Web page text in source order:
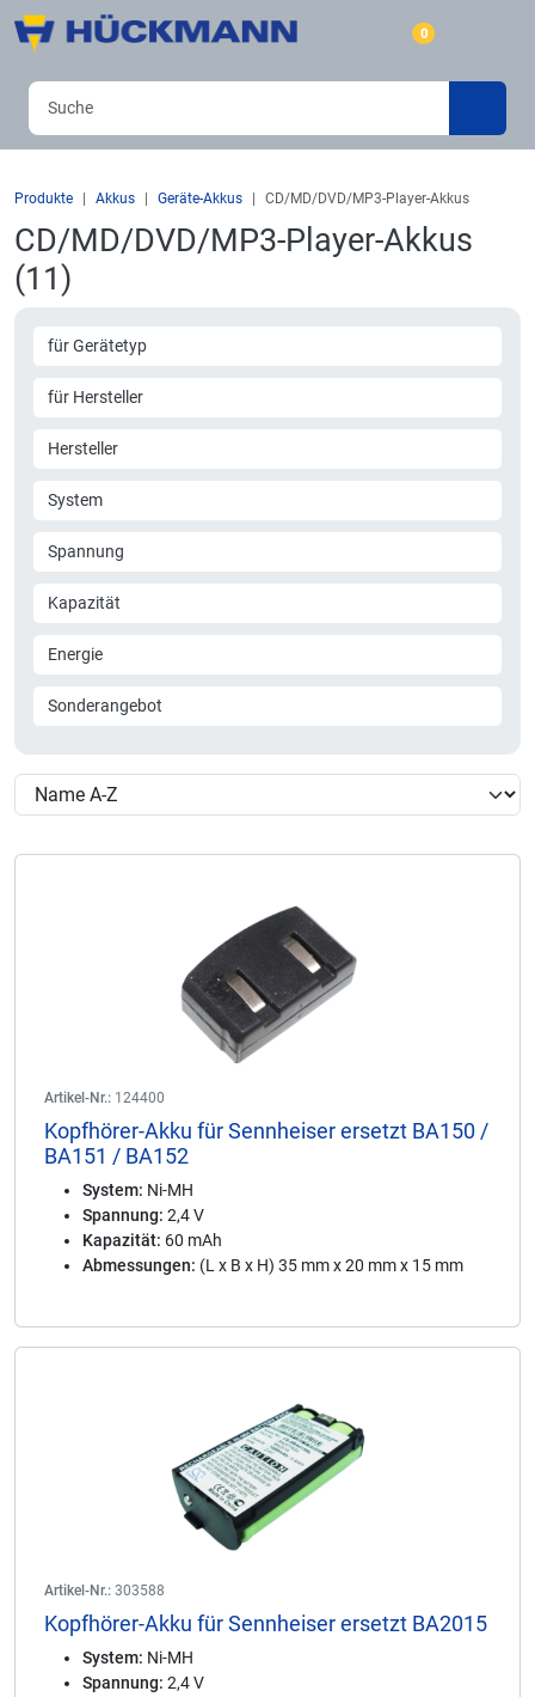
0
Produkte Akkus Geräte-Akkus CD/MD/DVD/MP3-Player-Akkus
CD/MD/DVD/MP3-Player-Akkus
(11)
für Gerätetyp
für Hersteller
Hersteller
System
Spannung
Kapazität
Energie
Sonderangebot
Artikel-Nr.: 124400
Kopfhörer-Akku für Sennheiser ersetzt BA150 /
BA151 / BA152
System: Ni-MH
Spannung: 2,4 V
Kapazität: 60 mAh
Abmessungen: (L x B x H) 35 mm x 20 mm x 15 mm
Artikel-Nr.: 303588
Kopfhörer-Akku für Sennheiser ersetzt BA2015
System: Ni-MH
Spannung: 2,4 V